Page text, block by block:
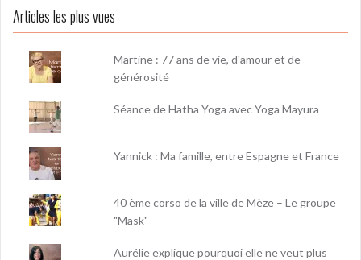
Articles les plus vues
Martine : 77 ans de vie, d'amour et de
générosité
Séance de Hatha Yoga avec Yoga Mayura
Yannick : Ma famille, entre Espagne et France
40 ème corso de la ville de Mèze – Le groupe
"Mask"
Aurélie explique pourquoi elle ne veut plus